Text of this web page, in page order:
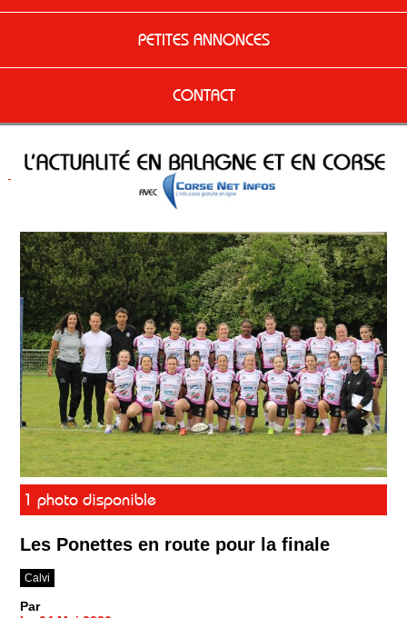
PETITES ANNONCES
CONTACT
1 photo disponible
Les Ponettes en route pour la finale
Calvi
Par